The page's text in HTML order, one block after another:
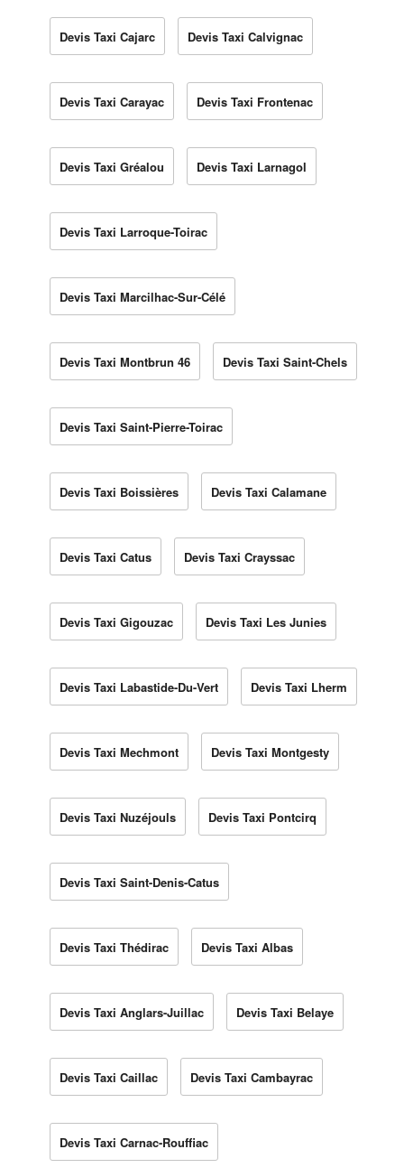
Devis Taxi Cajarc Devis Taxi Calvignac
Devis Taxi Carayac Devis Taxi Frontenac
Devis Taxi Gréalou Devis Taxi Larnagol
Devis Taxi Larroque-Toirac
Devis Taxi Marcilhac-Sur-Célé
Devis Taxi Montbrun 46 Devis Taxi Saint-Chels
Devis Taxi Saint-Pierre-Toirac
Devis Taxi Boissières Devis Taxi Calamane
Devis Taxi Catus Devis Taxi Crayssac
Devis Taxi Gigouzac Devis Taxi Les Junies
Devis Taxi Labastide-Du-Vert Devis Taxi Lherm
Devis Taxi Mechmont Devis Taxi Montgesty
Devis Taxi Nuzéjouls Devis Taxi Pontcirq
Devis Taxi Saint-Denis-Catus
Devis Taxi Thédirac Devis Taxi Albas
Devis Taxi Anglars-Juillac Devis Taxi Belaye
Devis Taxi Caillac Devis Taxi Cambayrac
Devis Taxi Carnac-Rouffiac